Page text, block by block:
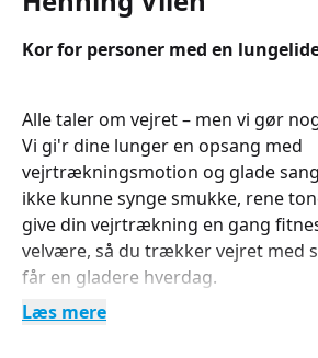
Kor for personer med en
Alle taler om vejret – men vi gør
Vi gi'r dine lunger en opsang med
vejrtrækningsmotion og glade
ikke kunne synge smukke, rene
give din vejrtrækning en gang
velvære, så du trækker vejret med
får en gladere hverdag.
Læs mere